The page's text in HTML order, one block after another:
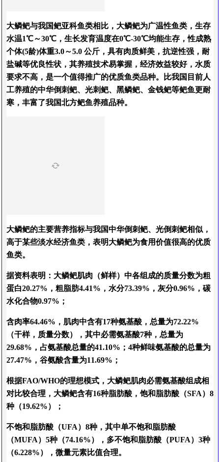
大鳞鲃与我国鲃亚科鱼类相比，大鳞鲃为广温性鱼类，生存
水温1℃～30℃，生长发育温度在0℃-30℃均能生存，性成熟
个体(5龄)体重3.0～5.0 公斤，具有肉质鲜美，抗逆性强，耐
盐碱等优良性状，其养殖技术易掌握，经济效益较好，水质
要求不高，是一个值得推广的优质鱼类品种。比我国目前人
工养殖的中华倒刺鲃、光刺鲃、黑鳞鲃、金钱鲃等鲃鱼更耐
寒，丰富了我国北方鲃鱼养殖品种。
大鳞鲃的主要营养指标与我国中华倒刺鲃、光倒刺鲃相似，
高于某些淡水经济鱼类，表明大鳞鲃为食用价值很高的优质
鱼类。
据资料表明：大鳞鲃肌肉（鲜样）中各组成的质量分数为粗
蛋白20.27%，粗脂肪4.41%，水分73.39%，灰分0.96%，碳
水化合物0.97%；
含肉率64.46%，肌肉中含有17种氨基酸，总量为72.22%
（干样，质量分数），其中必需氨基酸7种，总量为
29.68%，占氨基酸总量的41.10%；4种鲜味氨基酸的总量为
27.47%，谷氨酸含量为11.69%；
根据FAO/WHO的理想模式，大鳞鲃肌肉必需氨基酸组成相
对比较合理，大鳞鲃含有16种脂肪酸，饱和脂肪酸（SFA）8
种（19.62%）；
不饱和脂肪酸（UFA）8种，其中单不饱和脂肪酸
（MUFA）5种（74.16%），多不饱和脂肪酸（PUFA）3种
（6.228%），微量元素比值合理。